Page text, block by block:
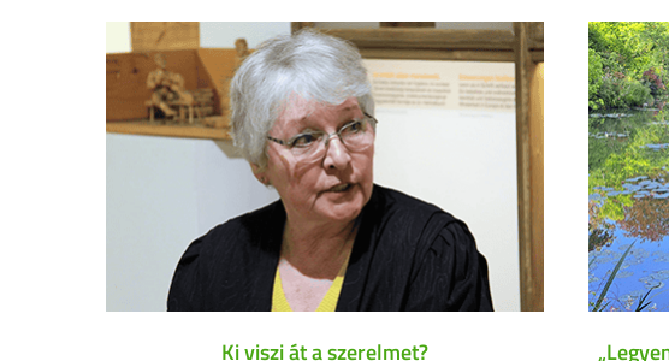
Ki viszi át a szerelmet?